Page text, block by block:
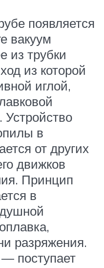
появляется
вакуум
из трубки
из которой
иглой,
в
от других
движков
Принцип
в
разряжения.
поступает